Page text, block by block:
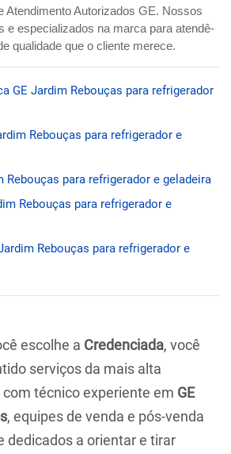
Atendimento Autorizados GE. Nossos
e especializados na marca para atendê-
qualidade que o cliente merece.
GE Jardim Rebouças para refrigerador
Rebouças para refrigerador e
Rebouças para refrigerador e geladeira
Rebouças para refrigerador e
Rebouças para refrigerador e
escolhe a Credenciada, você
serviços da mais alta
com técnico experiente em GE
, equipes de venda e pós-venda
dedicados a orientar e tirar